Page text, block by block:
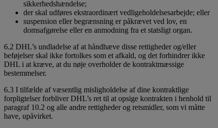
sikkerhedshændelse;
der skal udføres ekstraordinært vedligeholdelsesarbejde; eller
suspension eller begrænsning er påkrævet ved lov, en
domsafgørelse eller en anmodning fra et statsligt organ.
6.2 DHL’s undladelse af at håndhæve disse rettigheder og/eller
beføjelser skal ikke fortolkes som et afkald, og det forhindrer ikke
DHL i at kræve, at du nøje overholder de kontraktmæssige
bestemmelser.
6.3 I tilfælde af væsentlig misligholdelse af dine kontraktlige
forpligtelser forbliver DHL’s ret til at opsige kontrakten i henhold til
paragraf 10.2 og alle andre rettigheder og retsmidler, som vi måtte
have, upåvirket.